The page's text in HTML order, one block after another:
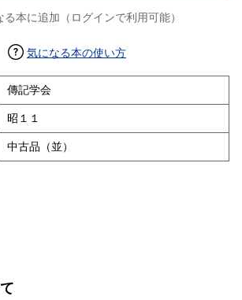
る本に追加（ログインで利用可能）
気になる本の使い方
傳記学会
昭１１
中古品（並）